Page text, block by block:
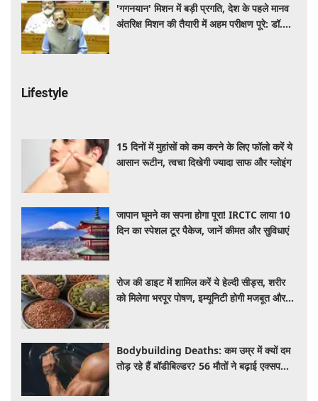
'गगनयान' मिशन में बड़ी प्रगति, देश के पहले मानव
अंतरिक्ष मिशन की तैयारी में अहम परीक्षण पूरे: डॉ.
Lifestyle
15 दिनों में मुहांसों को कम करने के लिए फॉलो करें ये
आसान रूटीन, त्वचा दिखेगी ज्यादा साफ और ग्लोइंग
जापान घूमने का सपना होगा पूरा! IRCTC लाया 10
दिन का स्पेशल टूर पैकेज, जानें कीमत और सुविधाएं
रोज की डाइट में शामिल करें ये हेल्दी सीड्स, शरीर
को मिलेगा भरपूर पोषण, इम्यूनिटी होगी मजबूत और
Bodybuilding Deaths: कम उम्र में क्यों दम
तोड़ रहे हैं बॉडीबिल्डर? 56 मौतों ने बढ़ाई एक्सपर्ट्स